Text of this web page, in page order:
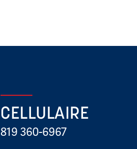
CELLULAIRE
819 360-6967